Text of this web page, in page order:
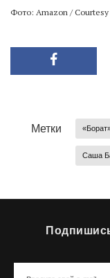
Фото: Amazon /
Метки
Саша